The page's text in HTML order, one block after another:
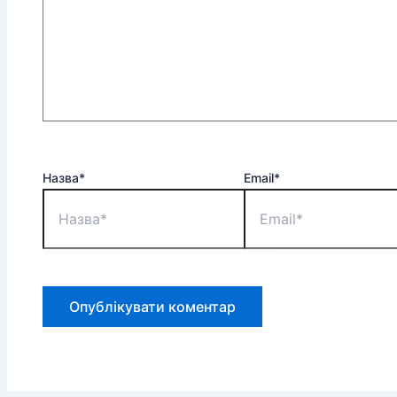
Назва* Email*